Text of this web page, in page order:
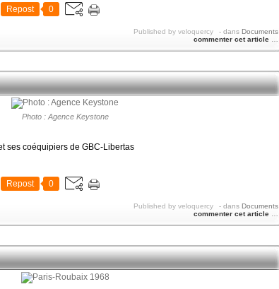
Repost 0
Published by veloquercy - dans Documents
commenter cet article
Photo : Agence Keystone
ses coéquipiers de GBC-Libertas
Repost 0
Published by veloquercy - dans Documents
commenter cet article